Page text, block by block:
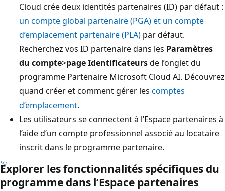
Cloud crée deux identités partenaires (ID) par défaut :
un compte global partenaire (PGA) et un compte
d’emplacement partenaire (PLA) par défaut.
Recherchez vos ID partenaire dans les Paramètres
du compte>page Identificateursde l’onglet du
programme Partenaire Microsoft Cloud AI. Découvrez
quand créer et comment gérer les comptes
d’emplacement.
Les utilisateurs se connectent à l’Espace partenaires à
l’aide d’un compte professionnel associé au locataire
inscrit dans le programme partenaire.
Explorer les fonctionnalités spécifiques du
programme dans l’Espace partenaires